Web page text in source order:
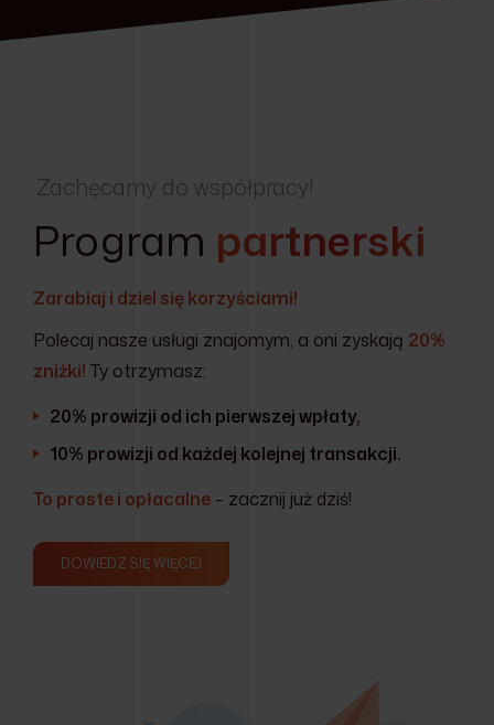
Zachęcamy do współpracy!
Program partnerski
Zarabiaj i dziel się korzyściami!
Polecaj nasze usługi znajomym, a oni zyskają 20%
zniżki! Ty otrzymasz:
20% prowizji od ich pierwszej wpłaty,
10% prowizji od każdej kolejnej transakcji.
To proste i opłacalne – zacznij już dziś!
DOWIEDZ SIĘ WIĘCEJ